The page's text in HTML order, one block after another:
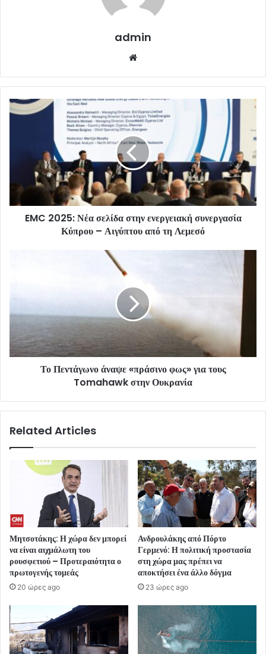
admin
EMC 2025: Νέα σελίδα στην ενεργειακή συνεργασία
Κύπρου – Αιγύπτου από τη Λεμεσό
Το Πεντάγωνο άναψε «πράσινο φως» για τους
Tomahawk στην Ουκρανία
Related Articles
Μητσοτάκης: Η χώρα δεν μπορεί
να είναι αιχμάλωτη του
ρουσφετιού – Προτεραιότητα ο
πρωτογενής τομεάς
20 ώρες ago
Ανδρουλάκης από Πόρτο
Γερμενό: Η πολιτική προστασία
στη χώρα μας πρέπει να
αποκτήσει ένα άλλο δόγμα
23 ώρες ago